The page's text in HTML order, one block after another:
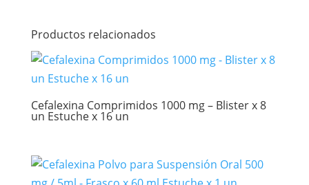
Productos relacionados
Cefalexina Comprimidos 1000 mg – Blister x 8
un Estuche x 16 un